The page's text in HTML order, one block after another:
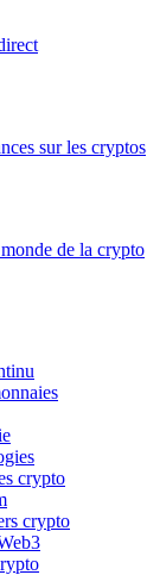
sur les cryptos
de la crypto
crypto
crypto